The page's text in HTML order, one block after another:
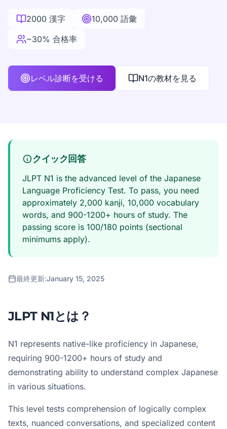
2000 漢字
10,000 語彙
~30% 合格率
レベル診断を受ける N1の教材を見る
クイック回答
JLPT N1 is the advanced level of the Japanese
Language Proficiency Test. To pass, you need
approximately 2,000 kanji, 10,000 vocabulary
words, and 900-1200+ hours of study. The
passing score is 100/180 points (sectional
minimums apply).
最終更新:January 15, 2025
JLPT N1とは？
N1 represents native-like proficiency in Japanese,
requiring 900-1200+ hours of study and
demonstrating ability to understand complex Japanese
in various situations.
This level tests comprehension of logically complex
texts, nuanced conversations, and specialized content